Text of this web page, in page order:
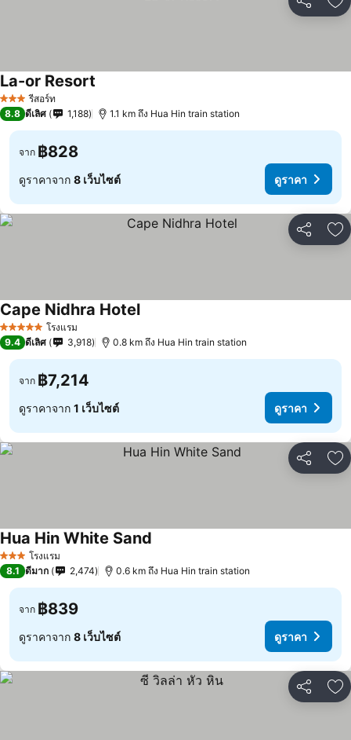
แชร์ เ
3 ดาว รีสอร์ท
La-or Resort
8.8 ดีเลิศ 1,188 1.1 km ถึง Hua Hin train station
จาก ฿828
ดูราคาจาก 8 เว็บไซต์ ดูราคา
แชร์ เ
5 ดาว โรงแรม
Cape Nidhra Hotel
9.4 ดีเลิศ 3,918 0.8 km ถึง Hua Hin train station
จาก ฿7,214
ดูราคาจาก 1 เว็บไซต์ ดูราคา
แชร์ เ
3 ดาว โรงแรม
Hua Hin White Sand
8.1 ดีมาก 2,474 0.6 km ถึง Hua Hin train station
จาก ฿839
ดูราคาจาก 8 เว็บไซต์ ดูราคา
แชร์ เ